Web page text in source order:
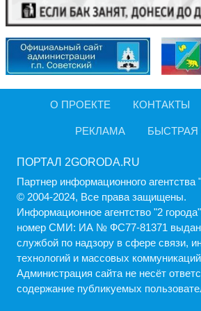
О ПРОЕКТЕ КОНТАКТЫ
РЕКЛАМА БЫСТРАЯ
ПОРТАЛ 2GORODA.RU
Партнер информационного агентства
© 2004-2024, Все права защищены.
Информационное агентство "2
номер СМИ: ИА № ФС77-81371 выдан
службой по надзору в сфере связи,
технологий и массовых коммуникаций
Администрация cайта не несёт
содержание публикуемых